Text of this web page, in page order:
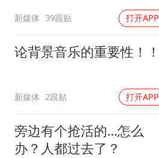
新媒体 39跟贴 打开APP
论背景音乐的重要性！！
新媒体 2跟贴 打开APP
旁边有个抢活的…怎么
办？人都过去了？